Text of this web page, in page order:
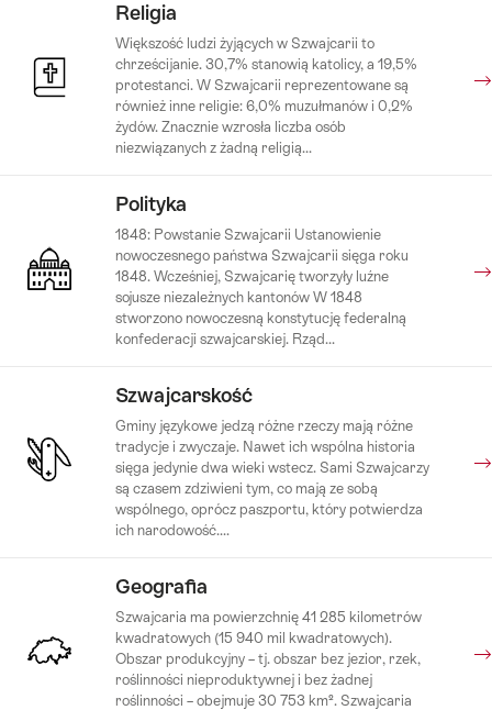
Religia
Większość ludzi żyjących w Szwajcarii to
chrześcijanie. 30,7% stanowią katolicy, a 19,5%
protestanci. W Szwajcarii reprezentowane są
również inne religie: 6,0% muzułmanów i 0,2%
żydów. Znacznie wzrosła liczba osób
niezwiązanych z żadną religią...
Polityka
1848: Powstanie Szwajcarii Ustanowienie
nowoczesnego państwa Szwajcarii sięga roku
1848. Wcześniej, Szwajcarię tworzyły luźne
sojusze niezależnych kantonów W 1848
stworzono nowoczesną konstytucję federalną
konfederacji szwajcarskiej. Rząd...
Szwajcarskość
Gminy językowe jedzą różne rzeczy mają różne
tradycje i zwyczaje. Nawet ich wspólna historia
sięga jedynie dwa wieki wstecz. Sami Szwajcarzy
są czasem zdziwieni tym, co mają ze sobą
wspólnego, oprócz paszportu, który potwierdza
ich narodowość....
Geografia
Szwajcaria ma powierzchnię 41 285 kilometrów
kwadratowych (15 940 mil kwadratowych).
Obszar produkcyjny – tj. obszar bez jezior, rzek,
roślinności nieproduktywnej i bez żadnej
roślinności – obejmuje 30 753 km². Szwajcaria